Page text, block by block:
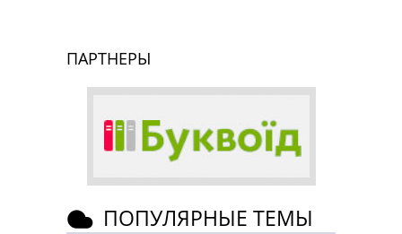
ПАРТНЕРЫ
ПОПУЛЯРНЫЕ ТЕМЫ